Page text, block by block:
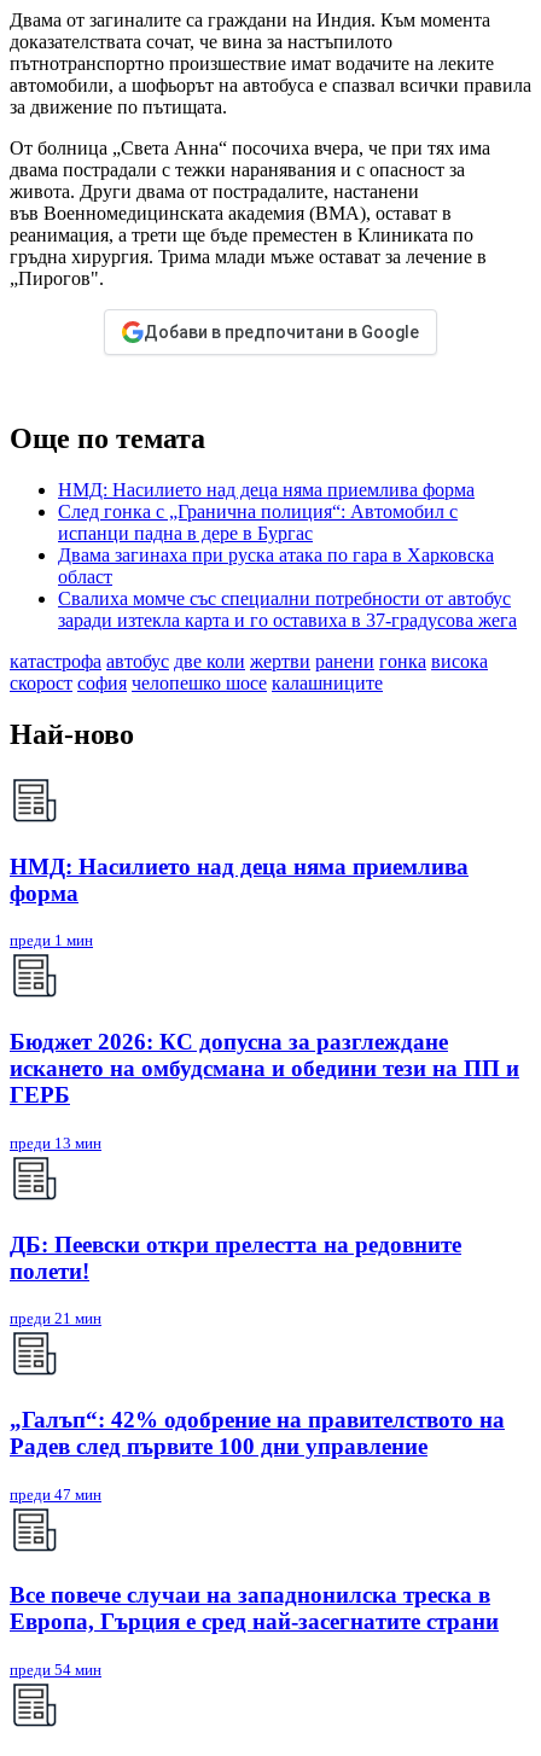
Двама от загиналите са граждани на Индия. Към момента
доказателствата сочат, че вина за настъпилото
пътнотранспортно произшествие имат водачите на леките
автомобили, а шофьорът на автобуса е спазвал всички правила
за движение по пътищата.
От болница „Света Анна“ посочиха вчера, че при тях има
двама пострадали с тежки наранявания и с опасност за
живота. Други двама от пострадалите, настанени
във Военномедицинската академия (ВМА), остават в
реанимация, а трети ще бъде преместен в Клиниката по
гръдна хирургия. Трима млади мъже остават за лечение в
„Пирогов".
Добави в предпочитани в Google
Още по темата
НМД: Насилието над деца няма приемлива форма
След гонка с „Гранична полиция“: Автомобил с
испанци падна в дере в Бургас
Двама загинаха при руска атака по гара в Харковска
област
Свалиха момче със специални потребности от автобус
заради изтекла карта и го оставиха в 37-градусова жега
катастрофа автобус две коли жертви ранени гонка висока
скорост софия челопешко шосе калашниците
Най-ново
НМД: Насилието над деца няма приемлива
форма
преди 1 мин
Бюджет 2026: КС допусна за разглеждане
искането на омбудсмана и обедини тези на ПП и
ГЕРБ
преди 13 мин
ДБ: Пеевски откри прелестта на редовните
полети!
преди 21 мин
„Галъп“: 42% одобрение на правителството на
Радев след първите 100 дни управление
преди 47 мин
Все повече случаи на западнонилска треска в
Европа, Гърция е сред най-засегнатите страни
преди 54 мин